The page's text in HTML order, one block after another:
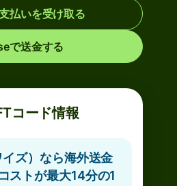
払いを受け取る
で送金する
コード情報
ズ）なら海外送金
ストが最大14分の1